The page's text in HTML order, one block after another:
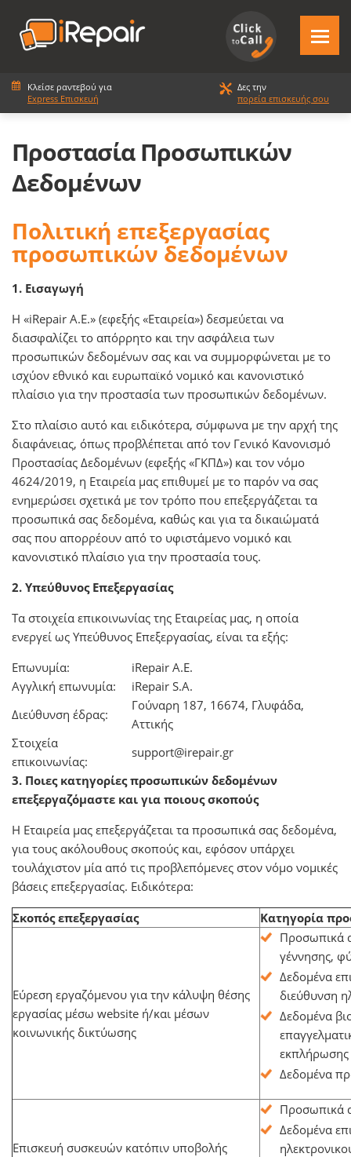
Κλείσε ραντεβού για
Express Επισκευή
Δες την
πορεία επισκευής σου
Προστασία Προσωπικών
Δεδομένων
Πολιτική επεξεργασίας
προσωπικών δεδομένων
1. Εισαγωγή
Η «iRepair Α.Ε.» (εφεξής «Εταιρεία») δεσμεύεται να
διασφαλίζει το απόρρητο και την ασφάλεια των
προσωπικών δεδομένων σας και να συμμορφώνεται με το
ισχύον εθνικό και ευρωπαϊκό νομικό και κανονιστικό
πλαίσιο για την προστασία των προσωπικών δεδομένων.
Στο πλαίσιο αυτό και ειδικότερα, σύμφωνα με την αρχή της
διαφάνειας, όπως προβλέπεται από τον Γενικό Κανονισμό
Προστασίας Δεδομένων (εφεξής «ΓΚΠΔ») και τον νόμο
4624/2019, η Εταιρεία μας επιθυμεί με το παρόν να σας
ενημερώσει σχετικά με τον τρόπο που επεξεργάζεται τα
προσωπικά σας δεδομένα, καθώς και για τα δικαιώματά
σας που απορρέουν από το υφιστάμενο νομικό και
κανονιστικό πλαίσιο για την προστασία τους.
2. Υπεύθυνος Επεξεργασίας
Τα στοιχεία επικοινωνίας της Εταιρείας μας, η οποία
ενεργεί ως Υπεύθυνος Επεξεργασίας, είναι τα εξής:
Επωνυμία:
iRepair Α.Ε.
Αγγλική επωνυμία:
iRepair S.A.
Διεύθυνση έδρας:
Γούναρη 187, 16674, Γλυφάδα,
Αττικής
Στοιχεία
επικοινωνίας:
support@irepair.gr
3. Ποιες κατηγορίες προσωπικών δεδομένων
επεξεργαζόμαστε και για ποιους σκοπούς
H Εταιρεία μας επεξεργάζεται τα προσωπικά σας δεδομένα,
για τους ακόλουθους σκοπούς και, εφόσον υπάρχει
τουλάχιστον μία από τις προβλεπόμενες στον νόμο νομικές
βάσεις επεξεργασίας. Ειδικότερα:
Σκοπός επεξεργασίας
Κατηγορία
Εύρεση εργαζόμενου για την κάλυψη θέσης
εργασίας μέσω website ή/και μέσων
κοινωνικής δικτύωσης
Προσωπικά
γέννησης,
Δεδομένα
διεύθυνση
Δεδομένα
εκπλήρωσης
Δεδομένα
Επισκευή συσκευών κατόπιν υποβολής
Προσωπικά
Δεδομένα